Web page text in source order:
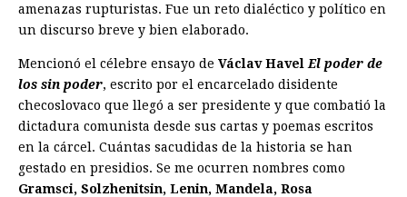
amenazas rupturistas. Fue un reto dialéctico y político en
un discurso breve y bien elaborado.
Mencionó el célebre ensayo de Václav Havel El poder de
los sin poder, escrito por el encarcelado disidente
checoslovaco que llegó a ser presidente y que combatió la
dictadura comunista desde sus cartas y poemas escritos
en la cárcel. Cuántas sacudidas de la historia se han
gestado en presidios. Se me ocurren nombres como
Gramsci, Solzhenitsin, Lenin, Mandela, Rosa